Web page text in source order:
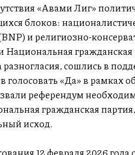
«Авами Лиг»
блоков:
и религиозно-
разногласия, сошлись в
голосовать «Да» в
референдум
гражданская
исход.